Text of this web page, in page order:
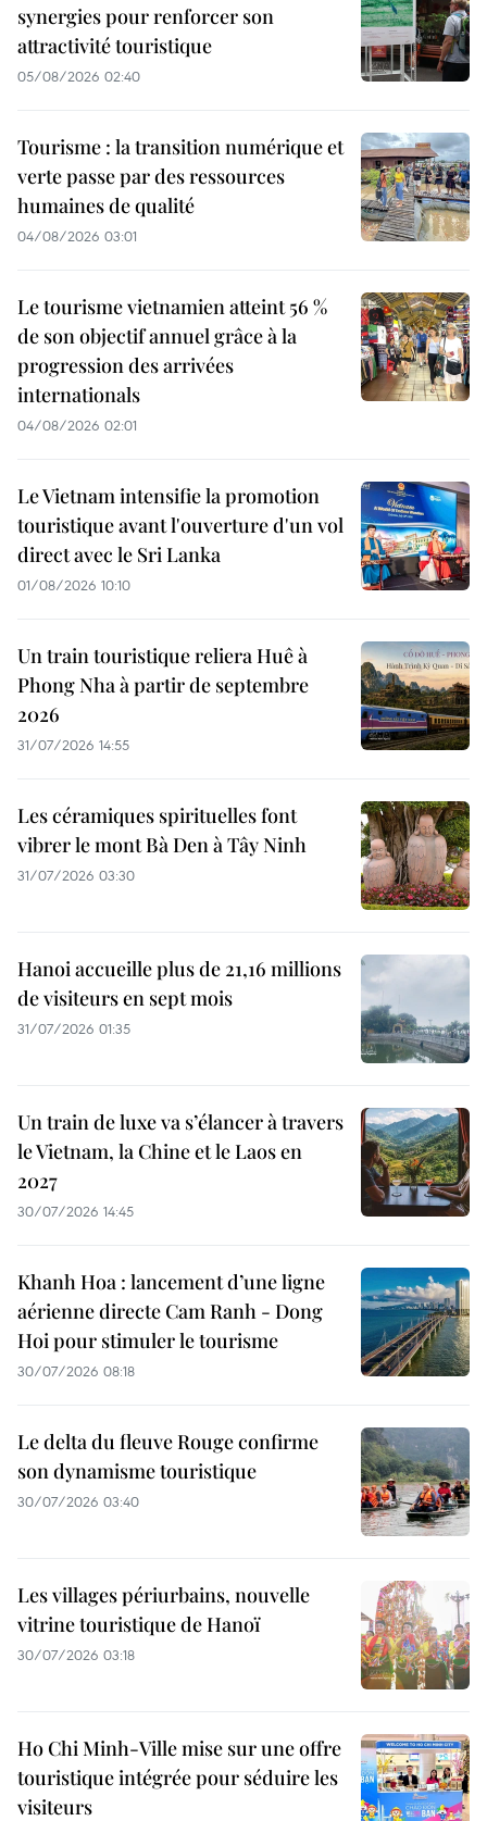
synergies pour renforcer son
attractivité touristique
05/08/2026 02:40
Tourisme : la transition numérique et
verte passe par des ressources
humaines de qualité
04/08/2026 03:01
Le tourisme vietnamien atteint 56 %
de son objectif annuel grâce à la
progression des arrivées
internationals
04/08/2026 02:01
Le Vietnam intensifie la promotion
touristique avant l'ouverture d'un vol
direct avec le Sri Lanka
01/08/2026 10:10
Un train touristique reliera Huê à
Phong Nha à partir de septembre
2026
31/07/2026 14:55
Les céramiques spirituelles font
vibrer le mont Bà Den à Tây Ninh
31/07/2026 03:30
Hanoi accueille plus de 21,16 millions
de visiteurs en sept mois ​
31/07/2026 01:35
Un train de luxe va s’élancer à travers
le Vietnam, la Chine et le Laos en
2027
30/07/2026 14:45
Khanh Hoa : lancement d’une ligne
aérienne directe Cam Ranh - Dong
Hoi pour stimuler le tourisme
30/07/2026 08:18
Le delta du fleuve Rouge confirme
son dynamisme touristique
30/07/2026 03:40
Les villages périurbains, nouvelle
vitrine touristique de Hanoï
30/07/2026 03:18
Ho Chi Minh-Ville mise sur une offre
touristique intégrée pour séduire les
visiteurs